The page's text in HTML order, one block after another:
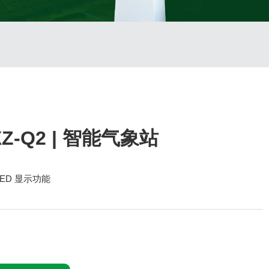
Q2 | 智能气象站
显示功能